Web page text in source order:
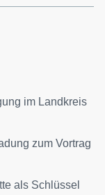
im Landkreis
zum Vortrag
als Schlüssel